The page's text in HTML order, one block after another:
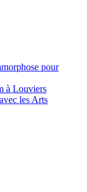
pour
à Louviers
les Arts